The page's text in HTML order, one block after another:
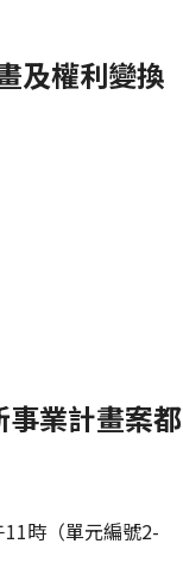
及權利變換
業計畫案都
時（單元編號2-